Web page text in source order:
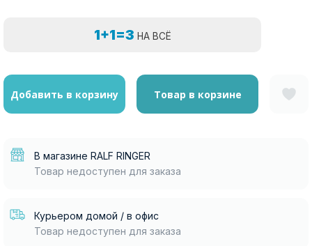
1+1=3 НА ВСЁ
Добавить в корзину Товар в корзине
В магазине RALF RINGER
Товар недоступен для заказа
Курьером домой / в офис
Товар недоступен для заказа